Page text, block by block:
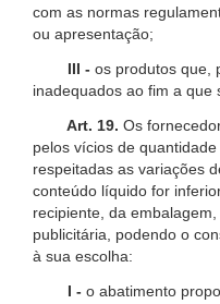
com as normas
ou apresentação;
III - os produtos que,
inadequados ao fim a que
Art. 19. Os
pelos vícios de
respeitadas as variações
conteúdo líquido for
recipiente, da
publicitária, podendo o
à sua escolha:
I - o abatimento